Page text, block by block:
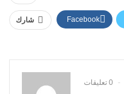
شارك Facebook
0 تعليقات